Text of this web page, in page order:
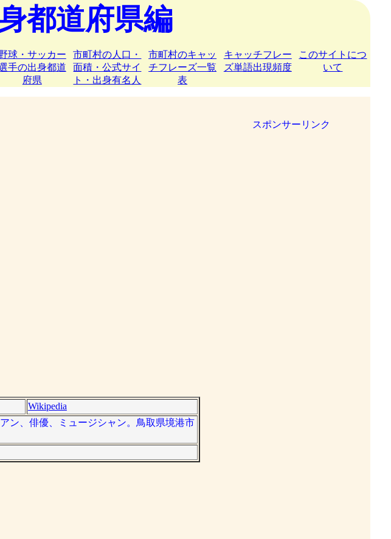
都道府県編
球・サッカー
手の出身都道
府県
市町村の人口・
面積・公式サイ
ト・出身有名人
市町村のキャッ
チフレーズ一覧
表
キャッチフレー
ズ単語出現頻度
このサイトにつ
いて
Wikipedia
ン、俳優、ミュージシャン。鳥取県境港市
スポンサーリンク